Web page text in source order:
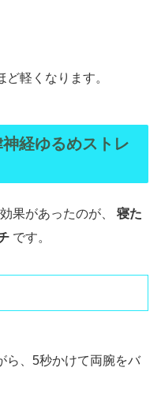
軽くなります。
経ゆるめストレ
果があったのが、 寝た
です。
ら、5秒かけて両腕をバ